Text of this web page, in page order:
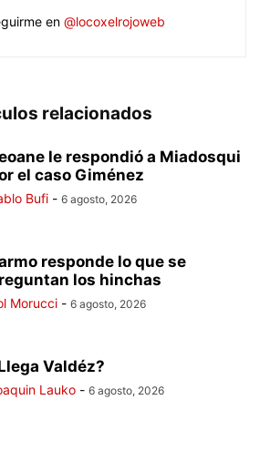
en @locoxelrojoweb
relacionados
le respondió a Miadosqui
el caso Giménez
Bufi - 6 agosto, 2026
responde lo que se
los hinchas
Morucci - 6 agosto, 2026
Valdéz?
Lauko - 6 agosto, 2026